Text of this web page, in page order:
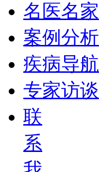
名医名家
案例分析
疾病导航
专家访谈
联
系